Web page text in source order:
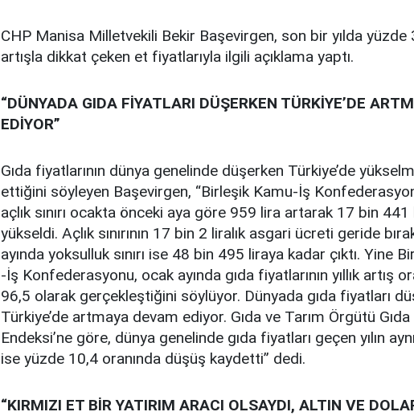
CHP Manisa Milletvekili Bekir Başevirgen, son bir yılda yüzde
artışla dikkat çeken et fiyatlarıyla ilgili açıklama yaptı.
“DÜNYADA GIDA FİYATLARI DÜŞERKEN TÜRKİYE’DE
EDİYOR”
Gıda fiyatlarının dünya genelinde düşerken Türkiye’de
ettiğini söyleyen Başevirgen, “Birleşik Kamu-İş
açlık sınırı ocakta önceki aya göre 959 lira artarak 17 bin 441
yükseldi. Açlık sınırının 17 bin 2 liralık asgari ücreti geride
ayında yoksulluk sınırı ise 48 bin 495 liraya kadar çıktı. Yine
-İş Konfederasyonu, ocak ayında gıda fiyatlarının yıllık artış
96,5 olarak gerçekleştiğini söylüyor. Dünyada gıda fiyatları
Türkiye’de artmaya devam ediyor. Gıda ve Tarım Örgütü
Endeksi’ne göre, dünya genelinde gıda fiyatları geçen yılın
ise yüzde 10,4 oranında düşüş kaydetti” dedi.
“KIRMIZI ET BİR YATIRIM ARACI OLSAYDI, ALTIN VE